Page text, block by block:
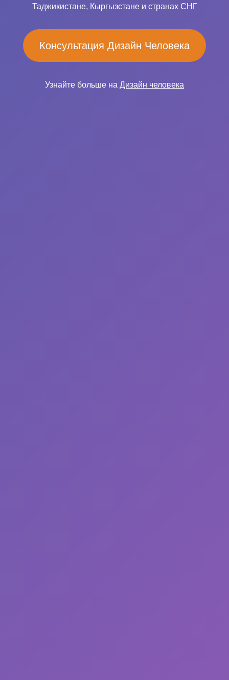
Таджикистане, Кыргызстане и странах СНГ
Консультация Дизайн Человека
Узнайте больше на Дизайн человека